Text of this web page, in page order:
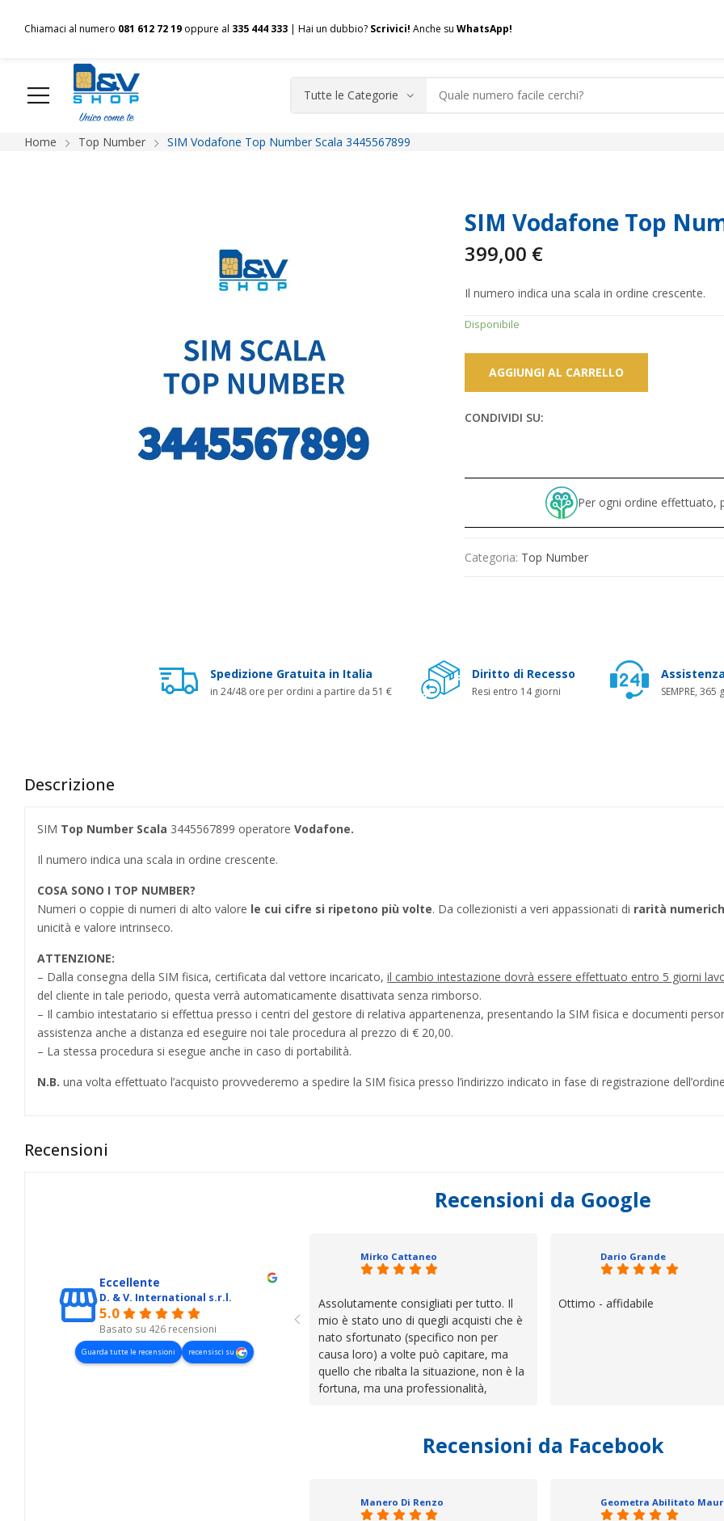
Chiamaci al numero 081 612 72 19 oppure al 335 444 333 | Hai un dubbio? Scrivici! Anche su WhatsApp!
HOME Chi siamo Shop Spedizioni Pagamenti F.A.Q. Contatti
Home Top Number SIM Vodafone Top Number Scala 3445567899
SIM Vodafone Top
399,00 €
Il numero indica una scala in ordine crescente.
Disponibile
AGGIUNGI AL CARRELLO
CONDIVIDI SU:
Per ogni ordine effettuato,
Categoria: Top Number
Spedizione Gratuita in Italia
in 24/48 ore per ordini a partire da 51 €
Diritto di Recesso
Resi entro 14 giorni SEMPRE, 365
Descrizione
SIM Top Number Scala 3445567899 operatore Vodafone.
Il numero indica una scala in ordine crescente.
COSA SONO I TOP NUMBER?
Numeri o coppie di numeri di alto valore le cui cifre si ripetono più volte. Da collezionisti a veri appassionati di rarità
unicità e valore intrinseco.
ATTENZIONE:
– Dalla consegna della SIM fisica, certificata dal vettore incaricato, il cambio intestazione dovrà essere effettuato entro 5 giorni
del cliente in tale periodo, questa verrà automaticamente disattivata senza rimborso.
– Il cambio intestatario si effettua presso i centri del gestore di relativa appartenenza, presentando la SIM fisica e documenti
assistenza anche a distanza ed eseguire noi tale procedura al prezzo di € 20,00.
– La stessa procedura si esegue anche in caso di portabilità.
N.B. una volta effettuato l’acquisto provvederemo a spedire la SIM fisica presso l’indirizzo indicato in fase di registrazione
Recensioni
Recensioni da Google
Eccellente
D. & V. International s.r.l.
5.0
Basato su 426 recensioni
Guarda tutte le recensioni recensisci su
Mirko Cattaneo
Assolutamente consigliati per tutto. Il
mio è stato uno di quegli acquisti che è
nato sfortunato (specifico non per
causa loro) a volte può capitare, ma
quello che ribalta la situazione, non è la
fortuna, ma una professionalità,
cose. Be', io qui è proprio quello che ho
trovato, un atteggiamento che va oltre
se avete bisogno siete in ottime mani.
Dario Grande
Ottimo - affidabile
Recensioni da Facebook
Manero Di Renzo